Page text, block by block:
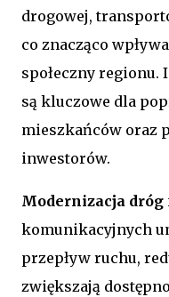
drogowej,
co znacząco
społeczny
są kluczowe dla
mieszkańców oraz
inwestorów.
Modernizacja dróg
komunikacyjnych
przepływ ruchu,
zwiększają